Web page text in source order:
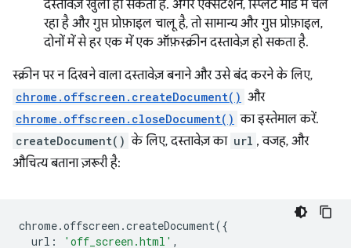
दस्तावेज़ खुला हो सकता है. अगर एक्सटेंशन, स्प्लिट मोड में चल
रहा है और गुप्त प्रोफ़ाइल चालू है, तो सामान्य और गुप्त प्रोफ़ाइल,
दोनों में से हर एक में एक ऑफ़स्क्रीन दस्तावेज़ हो सकता है.
स्क्रीन पर न दिखने वाला दस्तावेज़ बनाने और उसे बंद करने के लिए,
chrome.offscreen.createDocument() और
chrome.offscreen.closeDocument() का इस्तेमाल करें.
createDocument() के लिए, दस्तावेज़ का url , वजह, और
औचित्य बताना ज़रूरी है:
chrome.offscreen .createDocument({
url : 'off_screen.html' ,